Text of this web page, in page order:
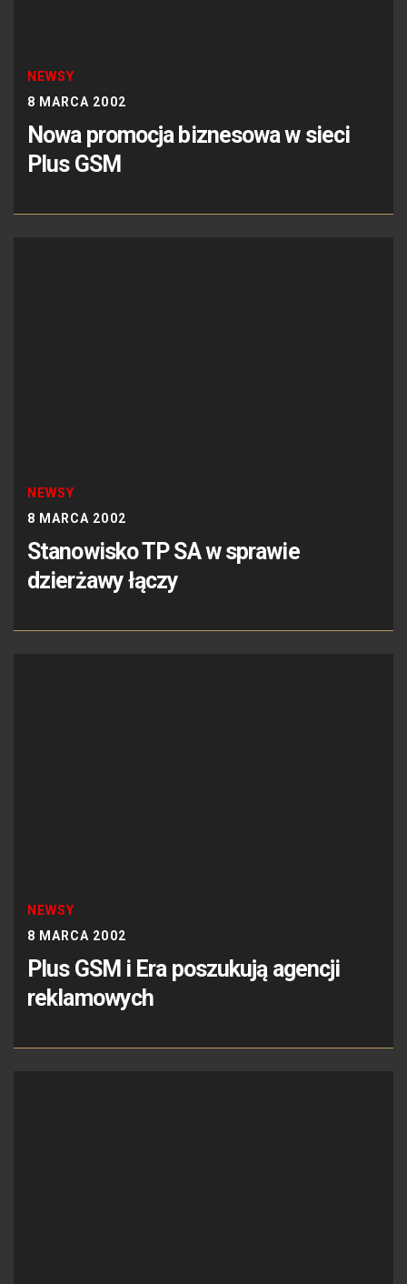
NEWSY
8 MARCA 2002
Nowa promocja biznesowa w sieci
Plus GSM
NEWSY
8 MARCA 2002
Stanowisko TP SA w sprawie
dzierżawy łączy
NEWSY
8 MARCA 2002
Plus GSM i Era poszukują agencji
reklamowych